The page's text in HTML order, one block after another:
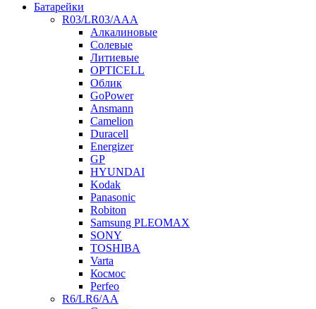
Батарейки
R03/LR03/AAA
Алкалиновые
Солевые
Литиевые
OPTICELL
Облик
GoPower
Ansmann
Camelion
Duracell
Energizer
GP
HYUNDAI
Kodak
Panasonic
Robiton
Samsung PLEOMAX
SONY
TOSHIBA
Varta
Космос
Perfeo
R6/LR6/AA